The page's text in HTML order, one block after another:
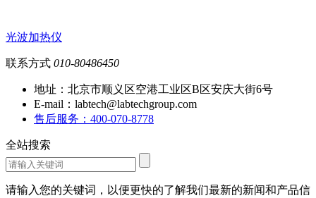
光波加热仪
联系方式 010-80486450
地址：北京市顺义区空港工业区B区安庆大街6号
E-mail：labtech@labtechgroup.com
售后服务：400-070-8778
全站搜索
请输入您的关键词，以便更快的了解我们最新的新闻和产品信